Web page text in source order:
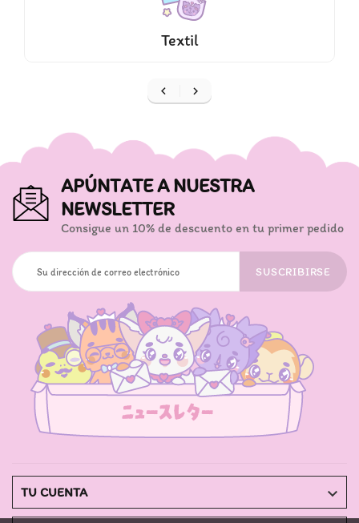
Textil
 
APÚNTATE A NUESTRA
NEWSLETTER
Consigue un 10% de descuento en tu primer pedido
SUSCRIBIRSE
TU CUENTA 